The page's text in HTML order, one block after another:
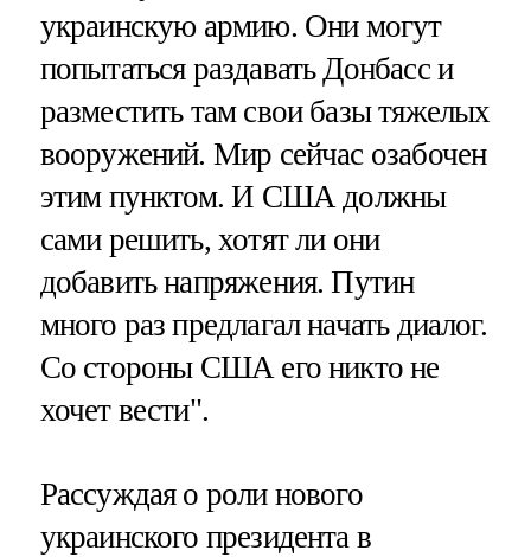
украинскую армию. Они могут
попытаться раздавать Донбасс и
разместить там свои базы тяжелых
вооружений. Мир сейчас озабочен
этим пунктом. И США должны
сами решить, хотят ли они
добавить напряжения. Путин
много раз предлагал начать диалог.
Со стороны США его никто не
хочет вести".
Рассуждая о роли нового
украинского президента в